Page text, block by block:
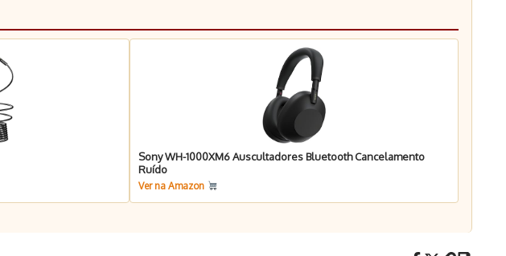
Sony WH-1000XM6 Auscultadores Bluetooth Cancelamento
Ruído
Ver na Amazon